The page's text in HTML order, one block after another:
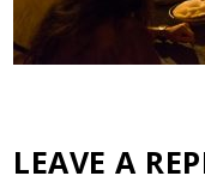
LEAVE A